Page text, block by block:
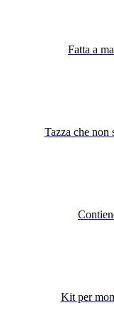
Fatta a
Tazza che non
Kit per